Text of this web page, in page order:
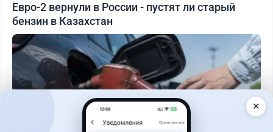
Евро-2 вернули в России - пустят ли старый
бензин в Казахстан
✕